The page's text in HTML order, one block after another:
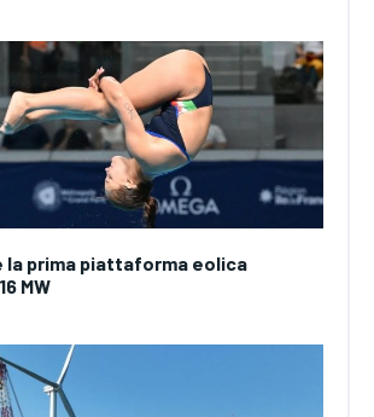
la prima piattaforma eolica
MW